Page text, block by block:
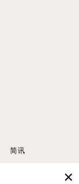
简讯